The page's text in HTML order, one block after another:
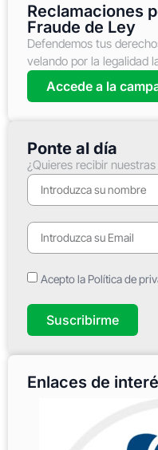
Reclamaciones
Fraude de Ley
Defendemos tus
velando por la legalidad
Accede a la
Ponte al día
¿Quieres recibir
Acepto la Política de
Suscribirme
Enlaces de